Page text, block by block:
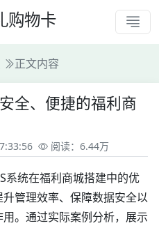
购物卡
正文内容
全、便捷的福利商
阅读：6.44万
系统在福利商城搭建中的优
管理效率、保障数据安全以
。通过实际案例分析，展示